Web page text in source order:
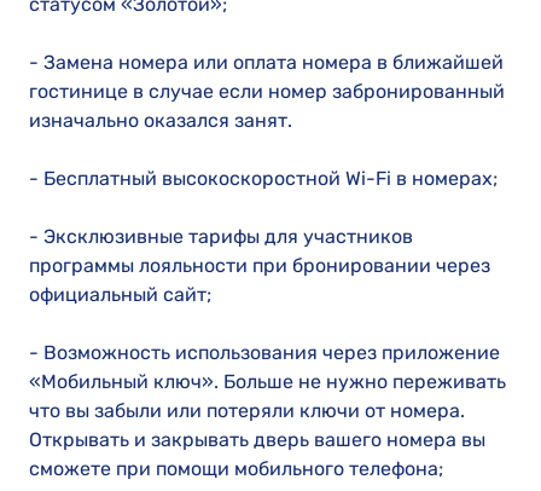
- Замена номера или оплата номера в ближайшей
гостинице в случае если номер забронированный
изначально оказался занят.
- Бесплатный высокоскоростной Wi-Fi в номерах;
- Эксклюзивные тарифы для участников
программы лояльности при бронировании через
официальный сайт;
- Возможность использования через приложение
«Мобильный ключ». Больше не нужно переживать
что вы забыли или потеряли ключи от номера.
Открывать и закрывать дверь вашего номера вы
сможете при помощи мобильного телефона;